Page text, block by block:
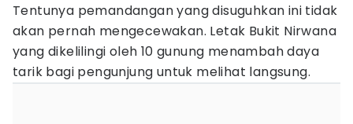
Tentunya pemandangan yang disuguhkan ini tidak
akan pernah mengecewakan. Letak Bukit Nirwana
yang dikelilingi oleh 10 gunung menambah daya
tarik bagi pengunjung untuk melihat langsung.